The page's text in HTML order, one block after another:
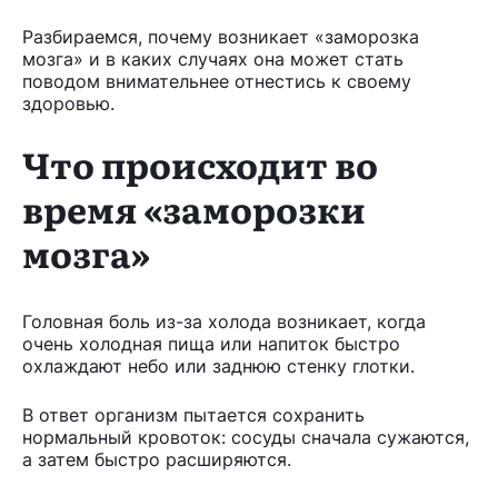
Разбираемся, почему возникает «заморозка
мозга» и в каких случаях она может стать
поводом внимательнее отнестись к своему
здоровью.
Что происходит во
время «заморозки
мозга»
Головная боль из-за холода возникает, когда
очень холодная пища или напиток быстро
охлаждают небо или заднюю стенку глотки.
В ответ организм пытается сохранить
нормальный кровоток: сосуды сначала сужаются,
а затем быстро расширяются.